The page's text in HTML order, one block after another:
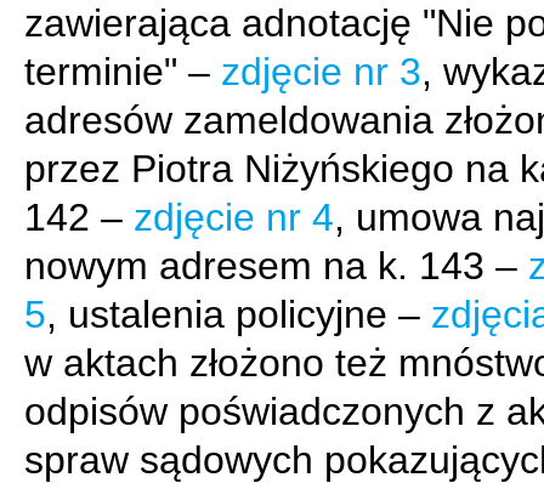
zawierająca adnotację "Nie
terminie" – zdjęcie nr 3,
adresów zameldowania
przez Piotra Niżyńskiego na
142 – zdjęcie nr 4, umowa
nowym adresem na k. 143 –
5, ustalenia policyjne –
w aktach złożono też
odpisów poświadczonych z
spraw sądowych